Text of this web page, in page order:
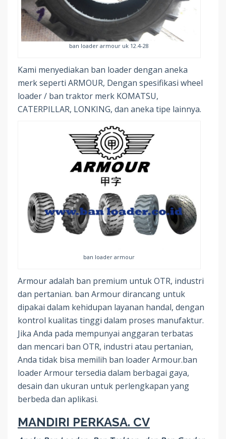
ban loader armour uk 12.4-28
Kami menyediakan ban loader dengan aneka
merk seperti ARMOUR, Dengan spesifikasi wheel
loader / ban traktor merk KOMATSU,
CATERPILLAR, LONKING, dan aneka tipe lainnya.
ban loader armour
Armour adalah ban premium untuk OTR, industri
dan pertanian. ban Armour dirancang untuk
dipakai dalam kehidupan layanan handal, dengan
kontrol kualitas tinggi dalam proses manufaktur.
Jika Anda pada mempunyai anggaran terbatas
dan mencari ban OTR, industri atau pertanian,
Anda tidak bisa memilih ban loader Armour.ban
loader Armour tersedia dalam berbagai gaya,
desain dan ukuran untuk perlengkapan yang
berbeda dan aplikasi.
MANDIRI PERKASA. CV